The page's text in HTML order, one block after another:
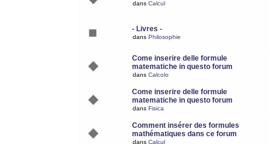
dans Calcul
- Livres -
dans Philosophie
Come inserire delle formule
matematiche in questo forum
dans Calcolo
Come inserire delle formule
matematiche in questo forum
dans Fisica
Comment insérer des formules
mathématiques dans ce forum
dans Calcul